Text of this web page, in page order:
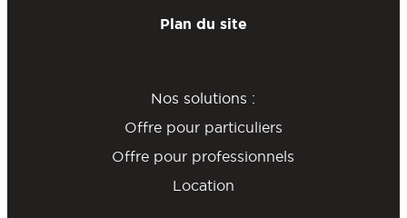
Plan du site
Nos solutions :
Offre pour particuliers
Offre pour professionnels
Location